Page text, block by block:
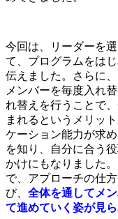
今回は、リーダーを
て、プログラムをは
伝えました。さらに
メンバーを毎度入れ
れ替えを行うことで
まれるというメリッ
ケーション能力が求
を知り、自分に合う
かけにもなりました
で、アプローチの仕
び、 全体を通してメ
て進めていく姿が見ら